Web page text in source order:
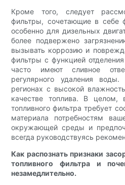
Кроме того, следует
фильтры, сочетающие в себе
особенно для дизельных
более подвержено
вызывать коррозию и
фильтры с функцией
часто имеют сливное
регулярного удаления
регионах с высокой
качестве топлива. В целом,
топливного фильтра требует
материала потребностям
окружающей среды и
всегда руководствуясь
Как распознать признаки
топливного фильтра и
незамедлительно.